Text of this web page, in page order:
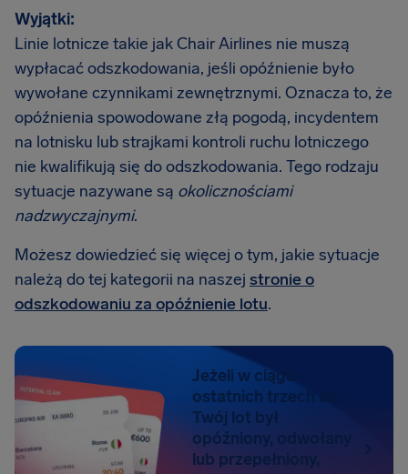
Wyjątki:
Linie lotnicze takie jak Chair Airlines nie muszą
wypłacać odszkodowania, jeśli opóźnienie było
wywołane czynnikami zewnętrznymi. Oznacza to, że
opóźnienia spowodowane złą pogodą, incydentem
na lotnisku lub strajkami kontroli ruchu lotniczego
nie kwalifikują się do odszkodowania. Tego rodzaju
sytuacje nazywane są okolicznościami
nadzwyczajnymi.
Możesz dowiedzieć się więcej o tym, jakie sytuacje
należą do tej kategorii na naszej stronie o
odszkodowaniu za opóźnienie lotu.
Jeżeli w ciągu
ostatnich trzech lat
Twój lot był
opóźniony, odwołany
lub przepełniony,